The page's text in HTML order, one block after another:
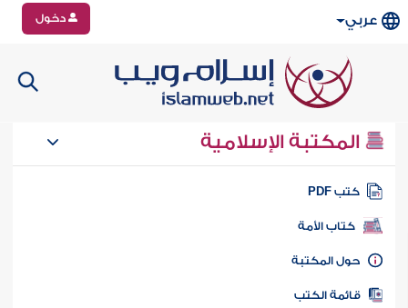
عربي دخول
المكتبة الإسلامية
كتب PDF
كتاب الأمة
المكتبة